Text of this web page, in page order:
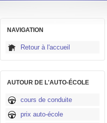
NAVIGATION
Retour à l'accueil
AUTOUR DE L'AUTO-ÉCOLE
cours de conduite
prix auto-école